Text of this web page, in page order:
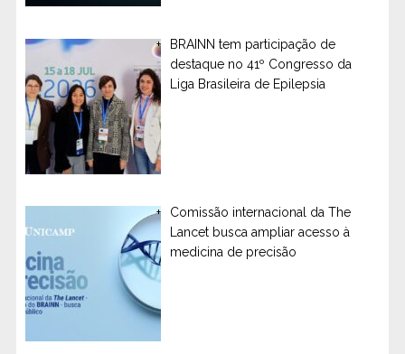
BRAINN tem participação de
destaque no 41º Congresso da
Liga Brasileira de Epilepsia
Comissão internacional da The
Lancet busca ampliar acesso à
medicina de precisão